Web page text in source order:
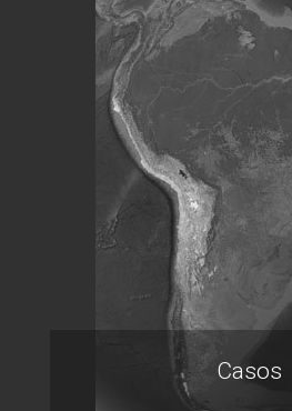
Casos